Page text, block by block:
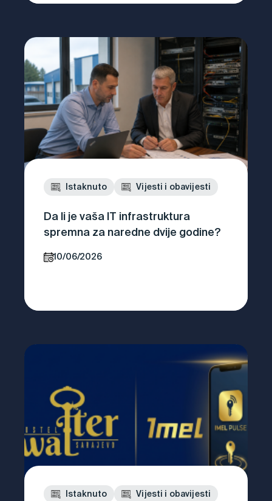
Istaknuto Vijesti i obavijesti
Da li je vaša IT infrastruktura
spremna za naredne dvije godine?
10/06/2026
Istaknuto Vijesti i obavijesti